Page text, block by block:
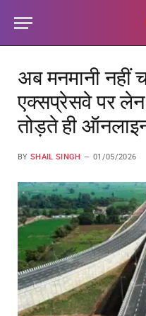
अब मनमानी नहीं
एक्सप्रेसवे पर लेन
तोड़ते ही
BY SHAIL SINGH 01/05/2026